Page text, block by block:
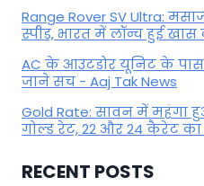
Range Rover SV Ultra:
स्पीड, भारत में लॉन्च हुई खास
AC के आउटडोर यूनिट के पास
जाने सच - Aaj Tak News
Gold Rate: सावन में महंगा
गोल्ड रेट, 22 और 24 कैरेट का
RECENT POSTS